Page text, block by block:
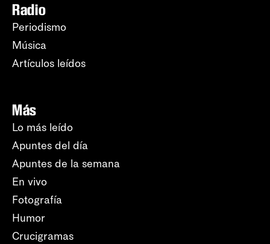
Radio
Periodismo
Música
Artículos leídos
Más
Lo más leído
Apuntes del día
Apuntes de la semana
En vivo
Fotografía
Humor
Crucigramas